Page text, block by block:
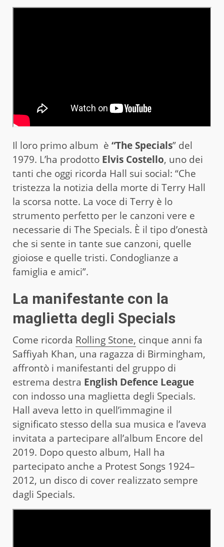
Il loro primo album è “The Specials” del
1979. L’ha prodotto Elvis Costello, uno dei
tanti che oggi ricorda Hall sui social: “Che
tristezza la notizia della morte di Terry Hall
la scorsa notte. La voce di Terry è lo
strumento perfetto per le canzoni vere e
necessarie di The Specials. È il tipo d’onestà
che si sente in tante sue canzoni, quelle
gioiose e quelle tristi. Condoglianze a
famiglia e amici”.
La manifestante con la
maglietta degli Specials
Come ricorda Rolling Stone, cinque anni fa
Saffiyah Khan, una ragazza di Birmingham,
affrontò i manifestanti del gruppo di
estrema destra English Defence League
con indosso una maglietta degli Specials.
Hall aveva letto in quell’immagine il
significato stesso della sua musica e l’aveva
invitata a partecipare all’album Encore del
2019. Dopo questo album, Hall ha
partecipato anche a Protest Songs 1924–
2012, un disco di cover realizzato sempre
dagli Specials.